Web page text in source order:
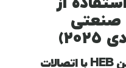
صنعتی
اول: تیرآهن‌های نورد سنگین HEB با اتصالات